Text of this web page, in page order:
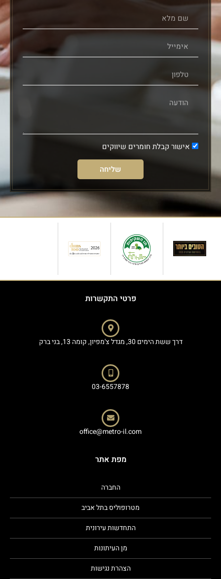
אישור קבלת חומרים שיווקים
שליחה
מפת אתר
החברה
מטרופוליס בתל אביב
התחדשות עירונית
מן העיתונות
הצהרת נגישות
פרטי התקשרות
דרך ששת הימים 30, מגדל צ'מפיון, קומה 13, בני ברק
03-6557878
office@metro-il.com